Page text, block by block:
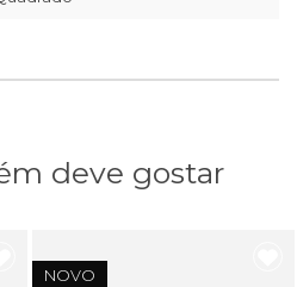
deve gostar
NOVO